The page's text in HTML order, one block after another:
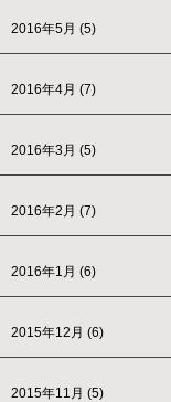
2016年5月 (5)
2016年4月 (7)
2016年3月 (5)
2016年2月 (7)
2016年1月 (6)
2015年12月 (6)
2015年11月 (5)